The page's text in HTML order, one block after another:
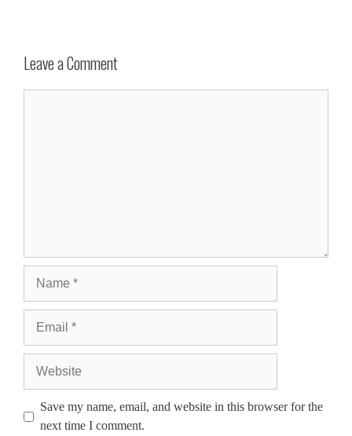
Leave a Comment
Save my name, email, and website in this browser for the
next time I comment.